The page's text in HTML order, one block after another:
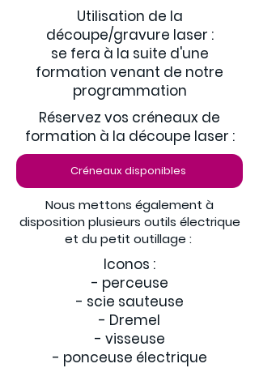
Utilisation de la
découpe/gravure laser :
se fera à la suite d'une
formation venant de notre
programmation
Réservez vos créneaux de
formation à la découpe laser :
Créneaux disponibles
Nous mettons également à
disposition plusieurs outils électrique
et du petit outillage :
Iconos :
- perceuse
- scie sauteuse
- Dremel
- visseuse
- ponceuse électrique